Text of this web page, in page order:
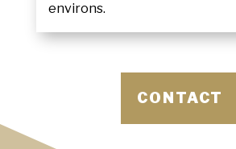
environs.
CONTACT